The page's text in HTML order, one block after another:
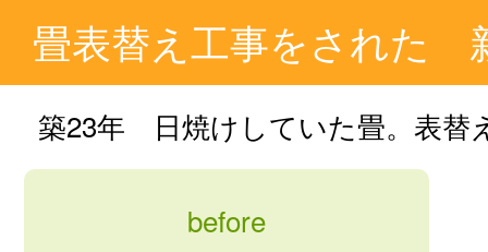
畳表替え工事をされた
築23年 日焼けしていた畳。表替
before